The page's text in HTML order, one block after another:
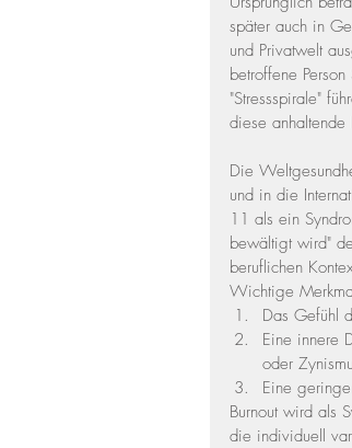
später auch in
und Privatwelt
betroffene
"Stressspirale"
diese anhaltende
Die
und in die
11 als ein
bewältigt wird"
beruflichen
Wichtige
Das Gefühl
Eine innere
oder
Eine
Burnout wird als
die individuell